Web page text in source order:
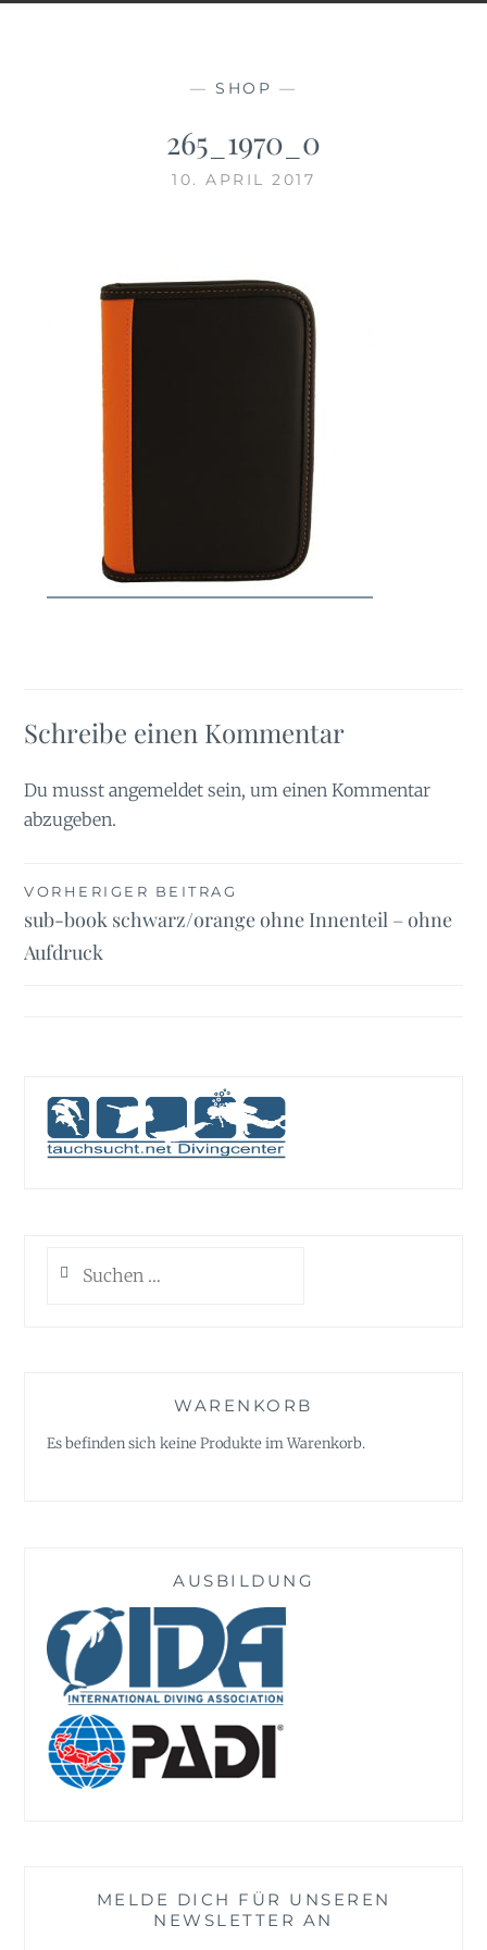
— SHOP —
265_1970_0
10. APRIL 2017
Schreibe einen Kommentar
Du musstangemeldet sein, um einen Kommentar
abzugeben.
Beitragsnavigation
VORHERIGER BEITRAG
sub-book schwarz/orange ohne Innenteil – ohne
Aufdruck
nach:
WARENKORB
Es befinden sich keine Produkte im Warenkorb.
AUSBILDUNG
MELDE DICH FÜR UNSEREN
NEWSLETTER AN